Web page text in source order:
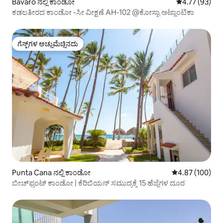
ಕಡಲತೀರದ ಕಾಂಡೋ -ಸೀ ವೀಕ್ಷಣೆ AH-102 @ಕೋಸ್ಟಾ ಅಟ್ಲಾಂಟಿಕಾ
ಗೆಸ್ಟ್‌ಗಳ ಅಚ್ಚುಮೆಚ್ಚಿನದು
ಗೆಸ್ಟ್‌ಗಳ ಅಚ್ಚುಮೆಚ್ಚಿನದು
Punta Cana ನಲ್ಲಿ ಕಾಂಡೋ 5 ರಲ್ಲಿ 4.87
4.87 (100)
ಬೀಚ್‌ಫ್ರಂಟ್ ಕಾಂಡೋ | ಕೆರಿಬಿಯನ್ ಸಮುದ್ರಕ್ಕೆ 15 ಹೆಜ್ಜೆಗಳ ದೂರ